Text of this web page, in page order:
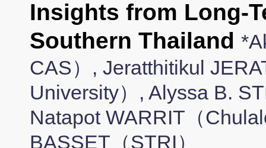
Insights from Long-
Southern Thailand
CAS）, Jeratthitikul
University）, Alyssa B.
Natapot WARRIT（
BASSET（STRI）